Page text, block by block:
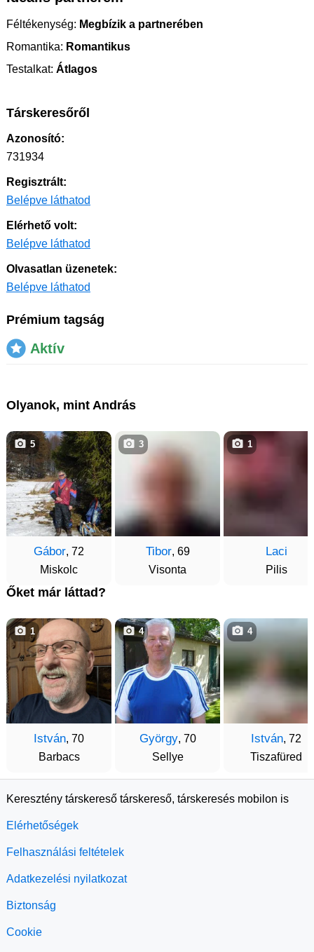
Féltékenység: Megbízik a partnerében
Romantika: Romantikus
Testalkat: Átlagos
Társkeresőről
Azonosító:
731934
Regisztrált:
Belépve láthatod
Elérhető volt:
Belépve láthatod
Olvasatlan üzenetek:
Belépve láthatod
Prémium tagság
Aktív
Olyanok, mint András
Gábor, 72
Miskolc
5
Tibor, 69
Visonta
3
Laci
Pilis
1
Őket már láttad?
István, 70
Barbacs
1
György, 70
Sellye
4
István, 72
Tiszafüred
4
Keresztény társkereső társkereső, társkeresés mobilon is
Elérhetőségek
Felhasználási feltételek
Adatkezelési nyilatkozat
Biztonság
Cookie